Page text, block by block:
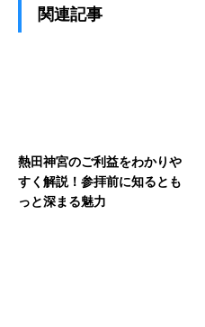
関連記事
熱田神宮のご利益をわかりや
すく解説！参拝前に知るとも
っと深まる魅力